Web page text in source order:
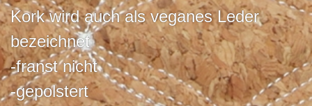
Kork wird auch als veganes Leder
bezeichnet
-franst nicht
-gepolstert